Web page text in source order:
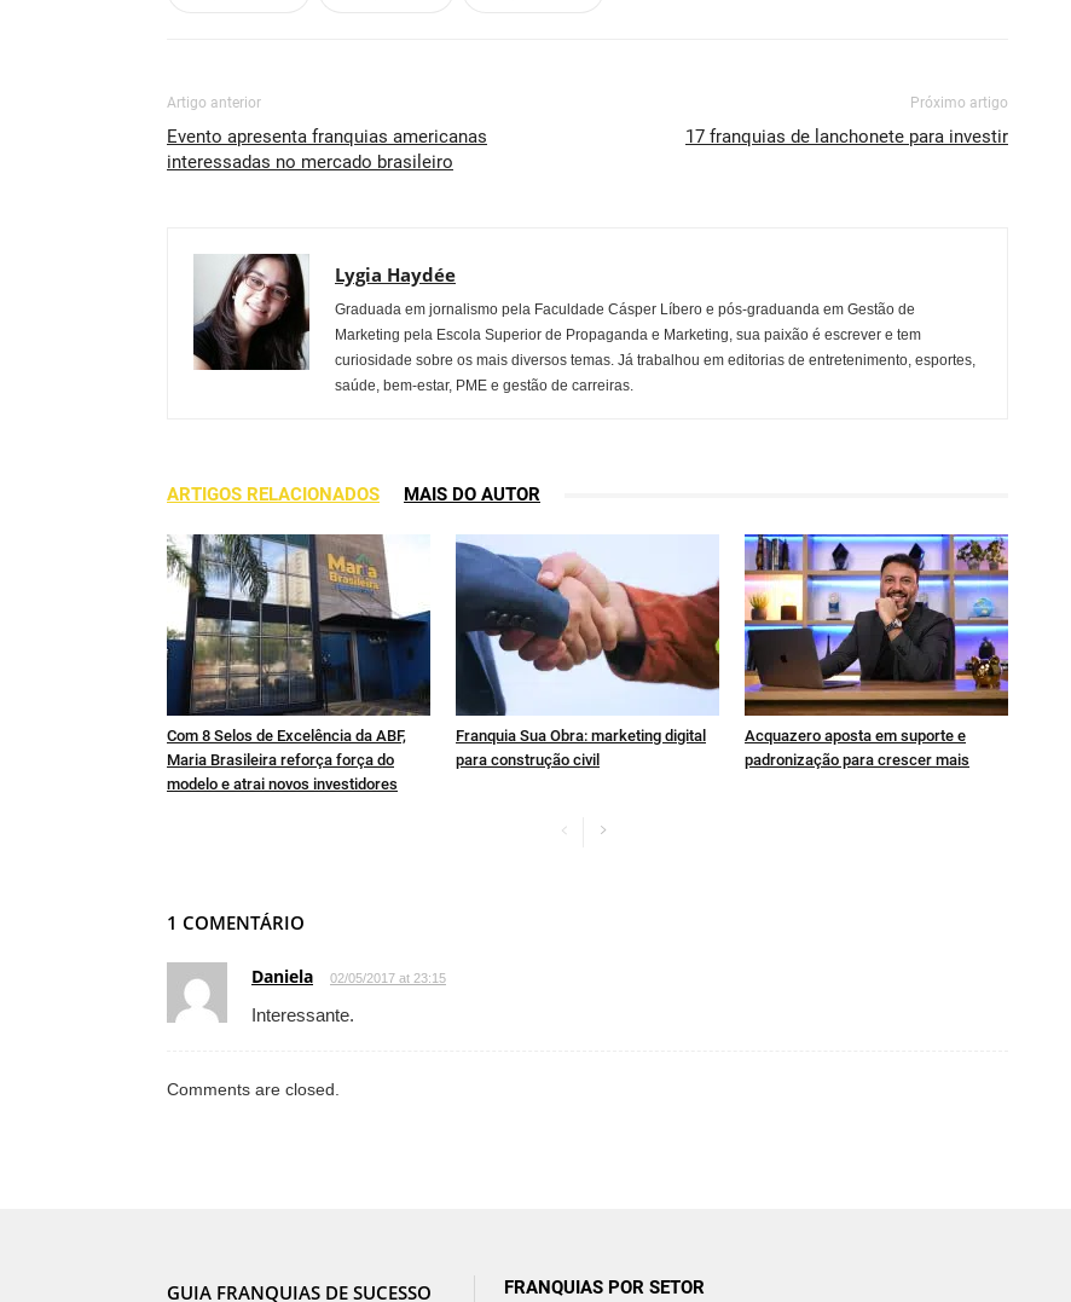
Artigo anterior
Evento apresenta franquias americanas
interessadas no mercado brasileiro
Próximo artigo
17 franquias de lanchonete para investir
Lygia Haydée
Graduada em jornalismo pela Faculdade Cásper Líbero e pós-graduanda em Gestão de
Marketing pela Escola Superior de Propaganda e Marketing, sua paixão é escrever e tem
curiosidade sobre os mais diversos temas. Já trabalhou em editorias de entretenimento, esportes,
saúde, bem-estar, PME e gestão de carreiras.
ARTIGOS RELACIONADOS MAIS DO AUTOR
Com 8 Selos de Excelência da ABF,
Maria Brasileira reforça força do
modelo e atrai novos investidores
Franquia Sua Obra: marketing digital
para construção civil
Acquazero aposta em suporte e
padronização para crescer mais
1 COMENTÁRIO
Daniela 02/05/2017 at 23:15
Interessante.
Comments are closed.
GUIA FRANQUIAS DE SUCESSO FRANQUIAS POR SETOR